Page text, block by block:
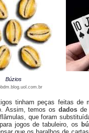
Búzios
tinham peças feitas de
Assim, temos os dadosde
que foram
jogos de tabuleiro, os